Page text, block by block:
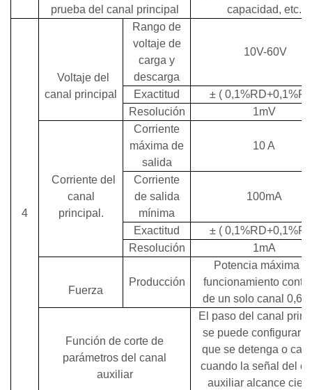
prueba del canal principal
capacidad, etc.
4
Voltaje del
canal principal
Rango de
voltaje de
carga y
descarga
10V-60V
Exactitud ± (
Resolución
1mV
Corriente del
canal
principal.
Corriente
máxima de
salida
10 A
Corriente
de salida
mínima
100mA
Exactitud ± (
Resolución
1mA
Fuerza
Producción
Potencia máxima
funcionamiento
de un solo canal 0,6 K
Función de corte de
parámetros del canal
auxiliar
El paso del canal
se puede configurar
que se detenga o
cuando la señal del
auxiliar alcance